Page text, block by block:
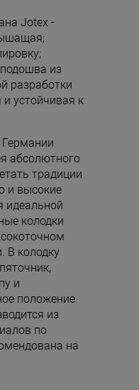
Jotex -
из
разработки
устойчивая к
Германии
абсолютного
традиции
и высокие
идеальной
колодки
В колодку
и
положение
из
по
на